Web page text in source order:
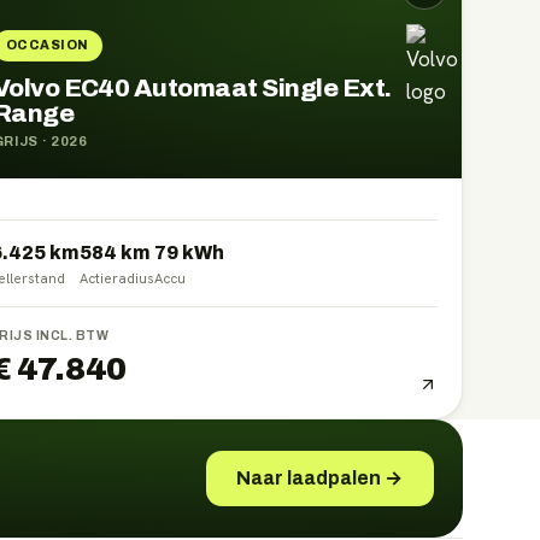
OCCASION
EC40 Automaat Single Ext.
· 2026
km584 km
Actieradius
79kWh
Accu
INCL. BTW
47.840
Naar laadpalen →